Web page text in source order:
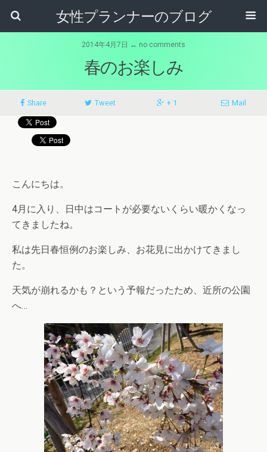
女性プランナーのブログ
2014年4月7日 ↔ no comments
春のお楽しみ
Share Tweet + 1 Mail
こんにちは。
4月に入り、日中はコートが必要ないくらい暖かくなっ
てきましたね。
私は先日春恒例のお楽しみ、お花見に出かけてきまし
た。
天気が崩れるかも？という予報だったため、近所の公園
へ…